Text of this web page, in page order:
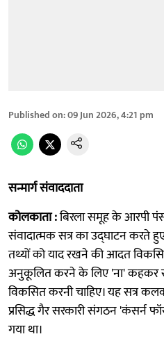
Published on:09 Jun 2026, 4:21 pm
सन्मार्ग संवाददाता
कोलकाता :बिरला समूह के आरपी
संवादात्मक सत्र का उद्घाटन करते
तथ्यों को याद रखने की आदत
अनुकूलित करने के लिए 'ना' कहकर
विकसित करनी चाहिए। यह सत्र
प्रसिद्ध गैर सरकारी संगठन 'कंसर्न
गया था।